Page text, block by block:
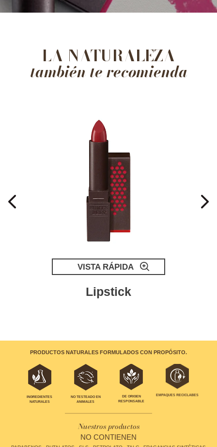
LA NATURALEZA
también te recomienda
VISTA RÁPIDA
Lipstick
PRODUCTOS NATURALES FORMULADOS CON PROPÓSITO.
INGREDIENTES
NATURALES
NO TESTEADO EN
ANIMALES
DE ORIGEN
RESPONSABLE
EMPAQUES RECICLABES
Nuestros productos
NO CONTIENEN